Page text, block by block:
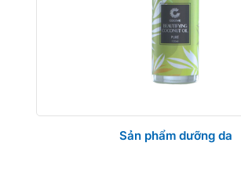
Sản phẩm dưỡng da